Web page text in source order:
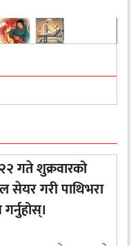
गते शुक्रवारको
सेयर गरी पाथिभरा